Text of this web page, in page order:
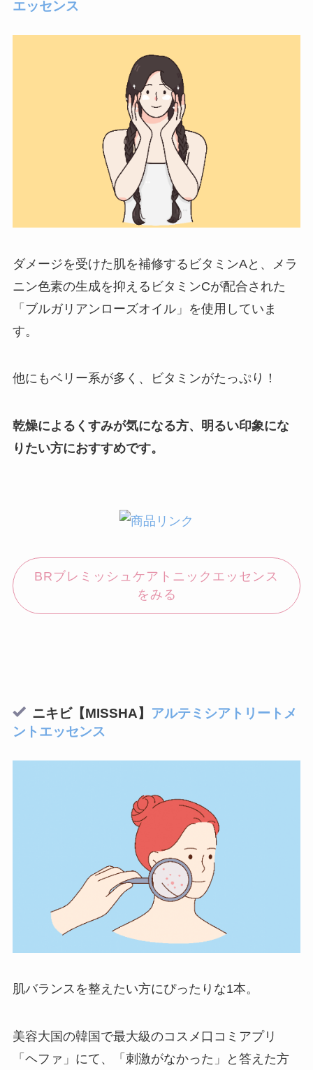
エッセンス
ダメージを受けた肌を補修するビタミンAと、メラ
ニン色素の生成を抑えるビタミンCが配合された
「ブルガリアンローズオイル」を使用していま
す。
他にもベリー系が多く、ビタミンがたっぷり！
乾燥によるくすみが気になる方、明るい印象にな
りたい方におすすめです。
BRブレミッシュケアトニックエッセンス
をみる
ニキビ【MISSHA】 アルテミシアトリートメ
ントエッセンス
肌バランスを整えたい方にぴったりな1本。
美容大国の韓国で最大級のコスメ口コミアプリ
「ヘファ」にて、「刺激がなかった」と答えた方